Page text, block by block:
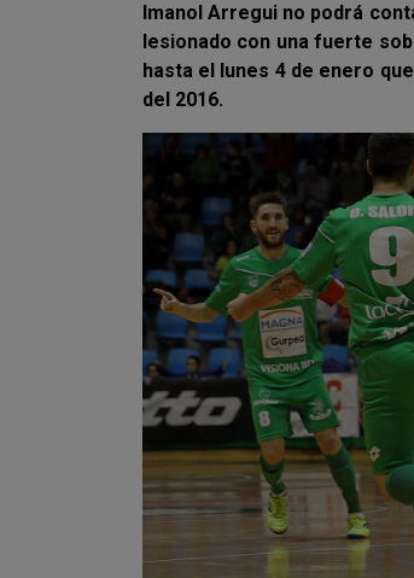
Imanol Arregui no podrá
lesionado con una fuerte
hasta el lunes 4 de enero
del 2016.